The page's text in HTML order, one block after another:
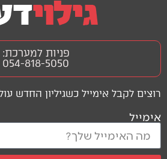
רוצים לקבל אימייל כשגיליון החדש
אימייל
פניות למערכת:
054-818-5050